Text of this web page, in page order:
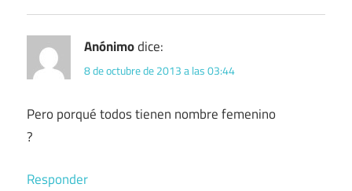
Anónimodice:
8 de octubre de 2013 a las 03:44
Pero porqué todos tienen nombre femenino
?
Responder